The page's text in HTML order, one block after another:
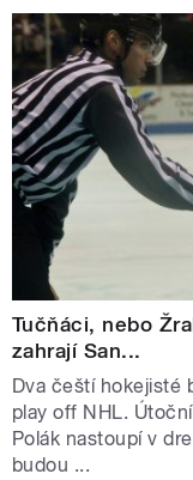
Tučňáci, nebo
zahrají San...
Dva čeští hokejisté
play off NHL.
Polák nastoupí v
budou ...